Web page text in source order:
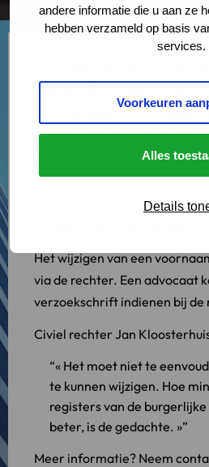
andere informatie die u aan ze
hebben verzameld op basis
services.
Voorkeuren
Alles
Details
hun voornaam. In 2017 lieten
voornaam wijzigen, terwijl
bleef steken op 503. De Raad
heeft geen duidelijke
Het wijzigen van een
via de rechter. Een advocaat
verzoekschrift indienen bij de
Civiel rechter Jan
« Het moet niet te
te kunnen wijzigen. Hoe
registers van de burgerlijke
beter, is de gedachte. »
Meer informatie? Neem